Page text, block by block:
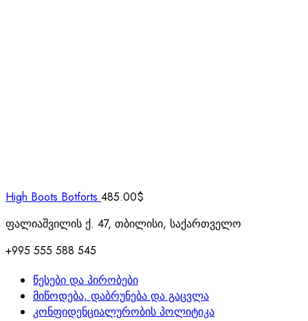
High Boots Botforts 485.00$
ფალიაშვილის ქ. 47, თბილისი, საქართველო
+995 555 588 545
წესები და პირობები
მიწოდება, დაბრუნება და გაცვლა
კონფიდენციალურობის პოლიტიკა